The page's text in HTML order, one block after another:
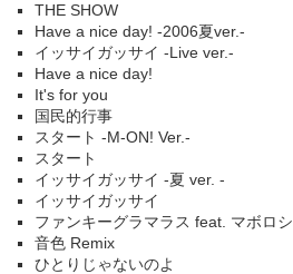
THE SHOW
Have a nice day! -2006夏ver.-
イッサイガッサイ -Live ver.-
Have a nice day!
It's for you
国民的行事
スタート -M-ON! Ver.-
スタート
イッサイガッサイ -夏 ver. -
イッサイガッサイ
ファンキーグラマラス feat. マボロシ
音色 Remix
ひとりじゃないのよ